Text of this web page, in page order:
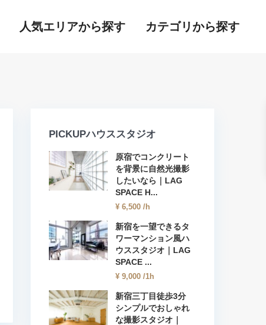
人気エリアから探す カテゴリから探す
PICKUPハウススタジオ
原宿でコンクリート
を背景に自然光撮影
したいなら｜LAG
SPACE H...
¥ 6,500 /h
新宿を一望できるタ
ワーマンション風ハ
ウススタジオ｜LAG
SPACE ...
¥ 9,000 /1h
新宿三丁目徒歩3分
シンプルでおしゃれ
な撮影スタジオ｜